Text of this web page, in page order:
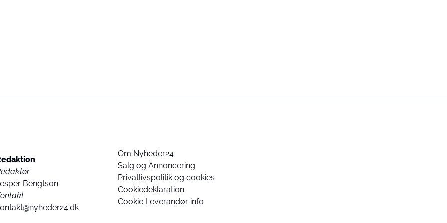
Bengtson
Om Nyheder24
Salg og Annoncering
Privatlivspolitik og cookies
Cookiedeklaration
Cookie Leverandør info